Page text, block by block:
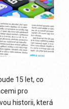
15 let, co
pro
historii, která